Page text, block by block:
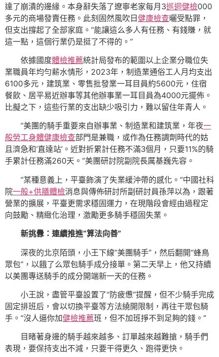
達了崩潰的邊緣。本身辭失落了遼寧老家每月3巡迴健檢000
多元的商場發賣任務。此刻固然風吹日健康檢查曬受點罪，
但支出撐起了全部家庭。“能讓這么多人有任務、有錢賺，就
這一點，這個行業仍是挺了不得的。”
依據國度體檢推薦統計局發布的範圍以上企業分職位失
業職員年均勻薪水情形，2023年，制造業通俗工人月均支出
6100多元，建筑業、零售批發業一耳目員約5600元，住宿
餐飲、居平易近辦事等其他辦事業一耳目員為4000元擺佈。
比擬之下，這些行業的支出缺少吸引力，難以留住年青人。
“美團的騎手重要來自辦事業、制造業和建筑業，年夜一
般勞工身體健康檢查部門是兼職，或作為任務調劑時代的姑
且濟急和‘直達站’。近對折累計任務不滿3個月，只要11%的騎
手累計任務滿260天。”美團研討院副院長厲基巍先容。
“某種意義上，平臺飾演了失業緩沖帶的感化。”中國社科
院一般+供膳體檢消息與傳佈研討所副研討員孫萍以為，跟著
營業的擴展，平臺更需求穩固運力，在現階段會經由過程定
向鼓勵、精緻化治理，激勵更多騎手穩固失業。
新挑釁：連續推進“算法向善”
深夜的北京陌頭，小王下線“美團騎手”，然后翻開“蜂鳥
眾包”，以餓了么眾包騎手成分接單。第二天早上，他又持續
以美團專送騎手的成分開端新一天的任務。
小王說，盡管平臺設置了“防疲憊”提醒，但不少騎手完成
固定排班后，會以切換平臺等方法繞開限制，再往干眾包騎
手。“沒人逼你加健檢推薦班，但不加班掙不到足夠的錢。”
目睹著身邊的騎手越來越多、訂單越來越難搶，騎手們
表現，要保持支出不減，只要干得更久、跑得更快。